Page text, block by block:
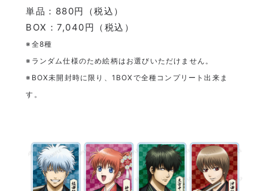
単品：880円（税込）
BOX：7,040円（税込）
※全8種
※ランダム仕様のため絵柄はお選びいただけません。
※BOX未開封時に限り、1BOXで全種コンプリート出来ま
す。